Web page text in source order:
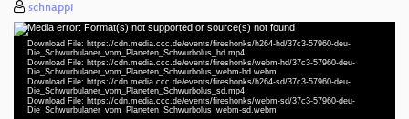
schnappi
Video
Player
Media error: Format(s) not supported or source(s) not found
Download File: https://cdn.media.ccc.de/events/fireshonks/h264-hd/37c3-57960-deu-
Die_Schwurbulaner_vom_Planeten_Schwurbolus_hd.mp4
Download File: https://cdn.media.ccc.de/events/fireshonks/webm-hd/37c3-57960-deu-
Die_Schwurbulaner_vom_Planeten_Schwurbolus_webm-hd.webm
Download File: https://cdn.media.ccc.de/events/fireshonks/h264-sd/37c3-57960-deu-
Die_Schwurbulaner_vom_Planeten_Schwurbolus_sd.mp4
Download File: https://cdn.media.ccc.de/events/fireshonks/webm-sd/37c3-57960-deu-
Die_Schwurbulaner_vom_Planeten_Schwurbolus_webm-sd.webmdeu 1080p (mp4)